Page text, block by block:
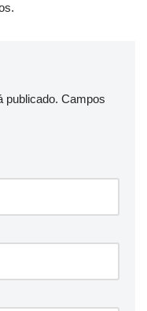
publicado. Campos